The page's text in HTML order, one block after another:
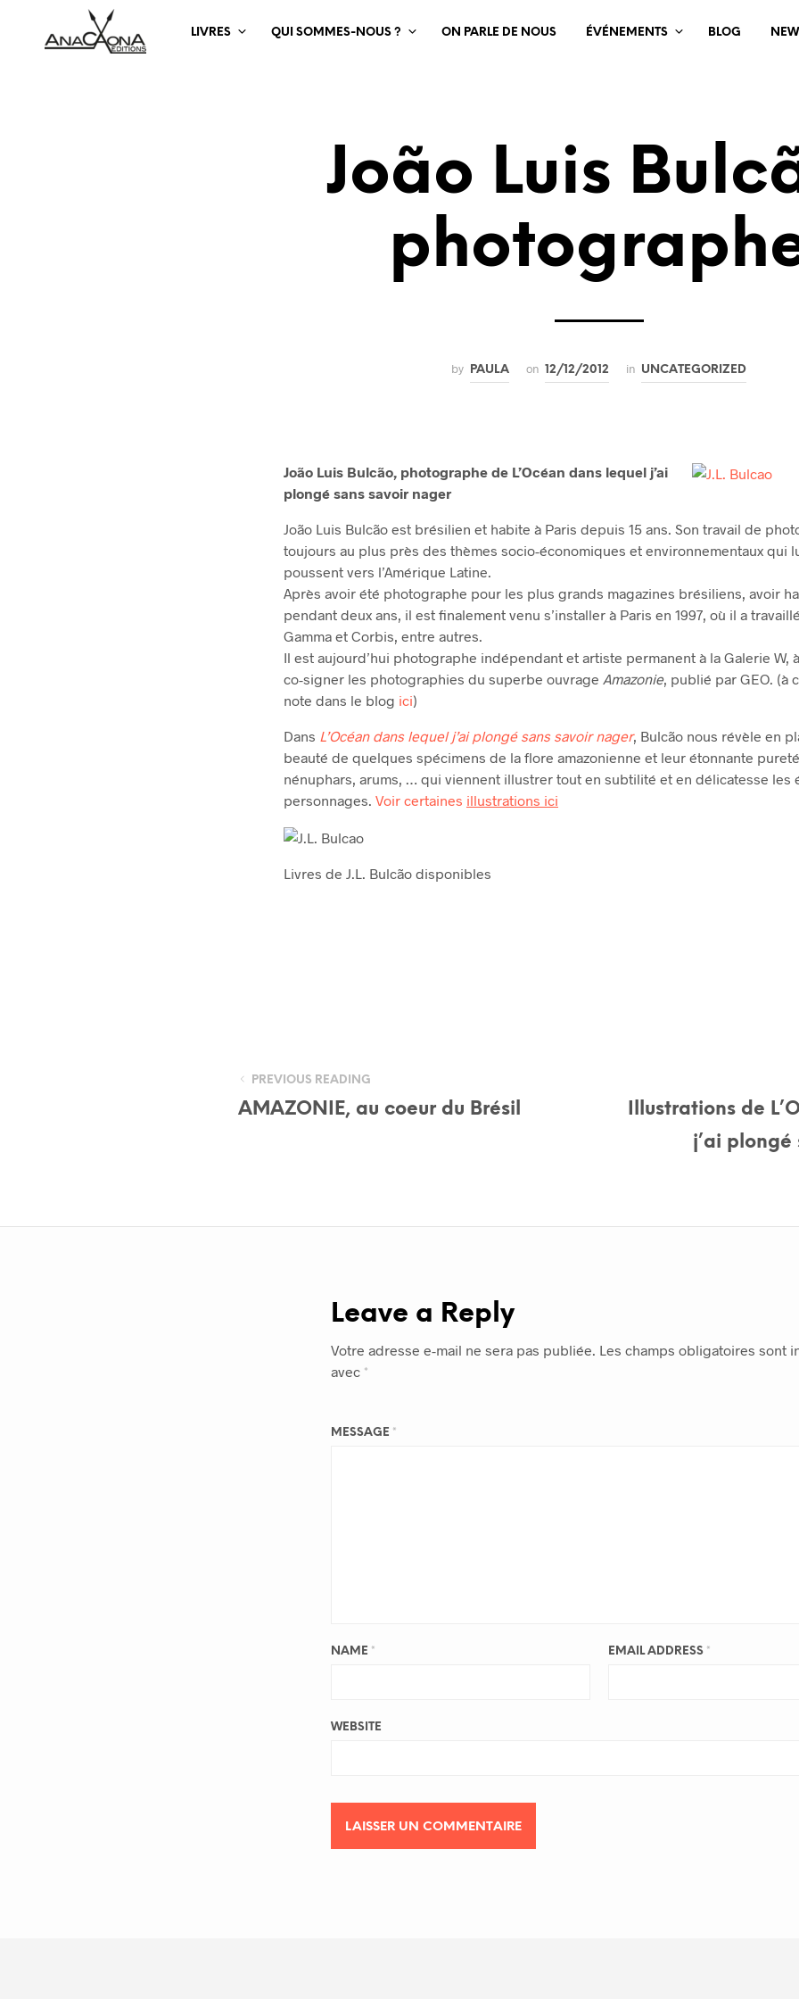
LIVRES QUI SOMMES-NOUS ? ON PARLE DE NOUS ÉVÉNEMENTS BLOG
João Luis
by PAULA on 12/12/2012 in UNCATEGORIZED
João Luis Bulcão, photographe de L’Océan dans lequel j’ai
plongé sans savoir nager
João Luis Bulcão est brésilien et habite à Paris depuis 15 ans. Son travail de
toujours au plus près des thèmes socio-économiques et environnementaux qui
poussent vers l’Amérique Latine.
Après avoir été photographe pour les plus grands magazines brésiliens, avoir
pendant deux ans, il est finalement venu s’installer à Paris en 1997, où il a
Gamma et Corbis, entre autres.
Il est aujourd’hui photographe indépendant et artiste permanent à la Galerie W,
co-signer les photographies du superbe ouvrage Amazonie, publié par GEO. (à
note dans le blog ici)
Dans L’Océan dans lequel j’ai plongé sans savoir nager, Bulcão nous révèle en
beauté de quelques spécimens de la flore amazonienne et leur étonnante
nénuphars, arums, … qui viennent illustrer tout en subtilité et en délicatesse les
personnages. Voir certaines illustrations ici
Livres de J.L. Bulcão disponibles
PREVIOUS READING
AMAZONIE, au coeur du Brésil
Illustrations de
j’ai plongé
Leave a Reply
Votre adresse e-mail ne sera pas publiée. Les champs obligatoires sont
avec *
MESSAGE *
NAME * EMAIL ADDRESS *
WEBSITE